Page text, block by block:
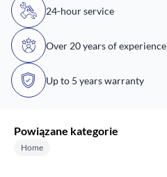
24-hour service
Over 20 years of experience
Up to 5 years warranty
Powiązane kategorie
Home